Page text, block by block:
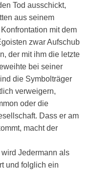
Tod ausschickt,
aus seinem
mit dem
zwar Aufschub
der mit ihm die letzte
bei seiner
die Symbolträger
verweigern,
oder die
Dass er am
macht der
Jedermann als
und folglich ein